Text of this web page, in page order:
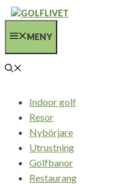
Hoppa
innehållMENY
Indoor golf
Resor
Nybörjare
Utrustning
Golfbanor
Restaurang